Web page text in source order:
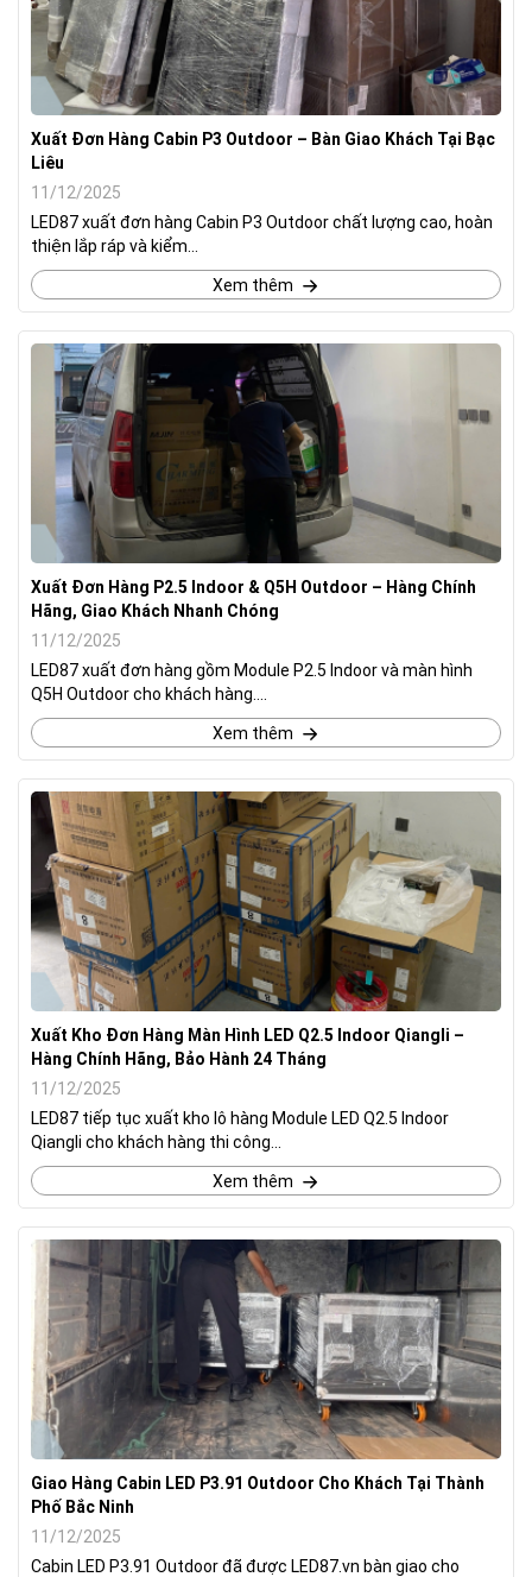
Xuất Đơn Hàng Cabin P3 Outdoor – Bàn Giao Khách Tại Bạc
Liêu
11/12/2025
LED87 xuất đơn hàng Cabin P3 Outdoor chất lượng cao, hoàn
thiện lắp ráp và kiểm...
Xem thêm
Xuất Đơn Hàng P2.5 Indoor & Q5H Outdoor – Hàng Chính
Hãng, Giao Khách Nhanh Chóng
11/12/2025
LED87 xuất đơn hàng gồm Module P2.5 Indoor và màn hình
Q5H Outdoor cho khách hàng....
Xem thêm
Xuất Kho Đơn Hàng Màn Hình LED Q2.5 Indoor Qiangli –
Hàng Chính Hãng, Bảo Hành 24 Tháng
11/12/2025
LED87 tiếp tục xuất kho lô hàng Module LED Q2.5 Indoor
Qiangli cho khách hàng thi công...
Xem thêm
Giao Hàng Cabin LED P3.91 Outdoor Cho Khách Tại Thành
Phố Bắc Ninh
11/12/2025
Cabin LED P3.91 Outdoor đã được LED87.vn bàn giao cho